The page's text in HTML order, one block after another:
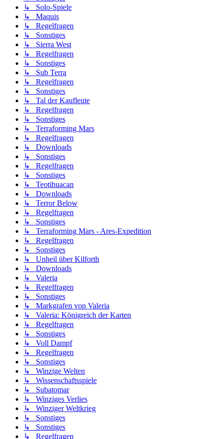
↳ Solo-Spiele
↳ Maquis
↳ Regelfragen
↳ Sonstiges
↳ Sierra West
↳ Regelfragen
↳ Sonstiges
↳ Sub Terra
↳ Regelfragen
↳ Sonstiges
↳ Tal der Kaufleute
↳ Regelfragen
↳ Sonstiges
↳ Terraforming Mars
↳ Regelfragen
↳ Downloads
↳ Sonstiges
↳ Regelfragen
↳ Sonstiges
↳ Teotihuacan
↳ Downloads
↳ Terror Below
↳ Regelfragen
↳ Sonstiges
↳ Terraforming Mars - Ares-Expedition
↳ Regelfragen
↳ Sonstiges
↳ Unheil über Kilforth
↳ Downloads
↳ Valeria
↳ Regelfragen
↳ Sonstiges
↳ Markgrafen von Valeria
↳ Valeria: Königreich der Karten
↳ Regelfragen
↳ Sonstiges
↳ Voll Dampf
↳ Regelfragen
↳ Sonstiges
↳ Winzige Welten
↳ Wissenschaftsspiele
↳ Subatomar
↳ Winziges Verlies
↳ Winziger Weltkrieg
↳ Sonstiges
↳ Sonstiges
↳ Regelfragen